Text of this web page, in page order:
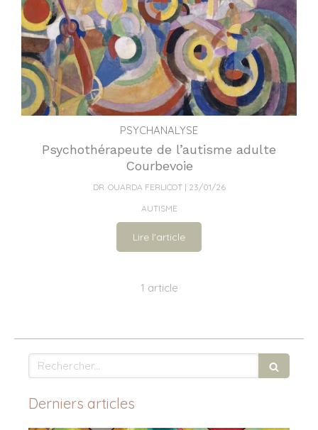
PSYCHANALYSE
Psychothérapeute de l’autisme adulte
Courbevoie
DR. OUARDA FERLICOT
23/01/26
AUTISME
Lire l'article
1 article
Rechercher
Derniers articles